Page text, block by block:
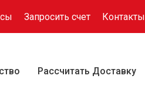
Запросить счет Контакты
Рассчитать Доставку